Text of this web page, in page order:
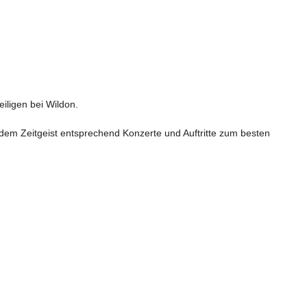
bei Wildon.
Zeitgeist entsprechend Konzerte und Auftritte zum besten